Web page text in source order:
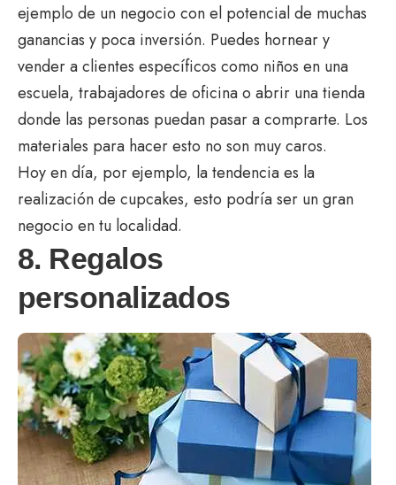
ejemplo de un negocio con el potencial de muchas
ganancias y poca inversión. Puedes hornear y
vender a clientes específicos como niños en una
escuela, trabajadores de oficina o abrir una tienda
donde las personas puedan pasar a comprarte. Los
materiales para hacer esto no son muy caros.
Hoy en día, por ejemplo, la tendencia es la
realización de cupcakes, esto podría ser un gran
negocio en tu localidad.
8. Regalos
personalizados